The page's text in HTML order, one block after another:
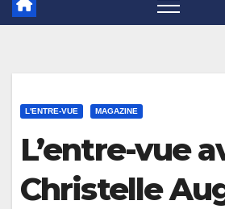
L'ENTRE-VUE MAGAZINE
L’entre-vue
Christelle